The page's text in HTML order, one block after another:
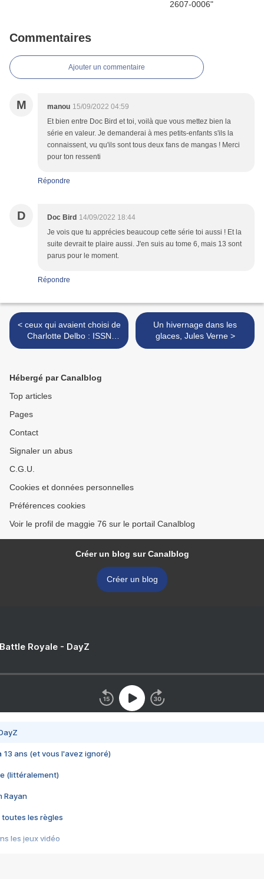
Commentaires
Ajouter un commentaire
M manou 15/09/2022 04:59
Et bien entre Doc Bird et toi, voilà que vous mettez bien la
série en valeur. Je demanderai à mes petits-enfants s'ils la
connaissent, vu qu'ils sont tous deux fans de mangas ! Merci
pour ton ressenti
Répondre
D Doc Bird 14/09/2022 18:44
Je vois que tu apprécies beaucoup cette série toi aussi ! Et la
suite devrait te plaire aussi. J'en suis au tome 6, mais 13 sont
parus pour le moment.
Répondre
< ceux qui avaient choisi de
Charlotte Delbo : ISSN
2607-0006
Un hivernage dans les
glaces, Jules Verne >
Hébergé par Canalblog
Top articles
Pages
Contact
Signaler un abus
C.G.U.
Cookies et données personnelles
Préférences cookies
Voir le profil de maggie 76 sur le portail Canalblog
Créer un blog sur Canalblog
Créer un blog
Royale - DayZ
13 ans (et vous l'avez ignoré)
(littéralement)
Rayan
toutes les règles
les jeux vidéo